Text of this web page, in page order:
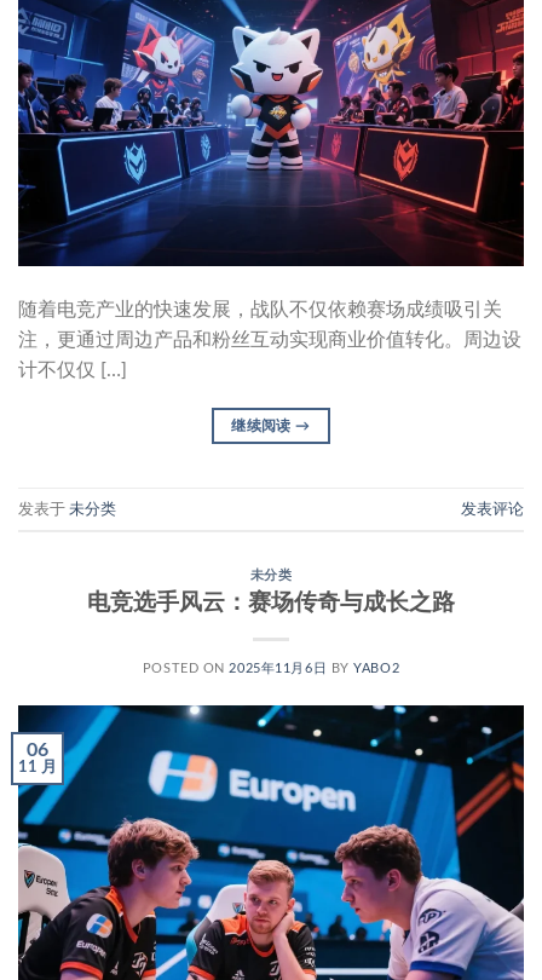
随着电竞产业的快速发展，战队不仅依赖赛场成绩吸引关
注，更通过周边产品和粉丝互动实现商业价值转化。周边设
计不仅仅 […]
继续阅读→
发表于 未分类 发表评论
未分类
电竞选手风云：赛场传奇与成长之路
POSTED ON 2025年11月6日 BYYABO2
06
11 月